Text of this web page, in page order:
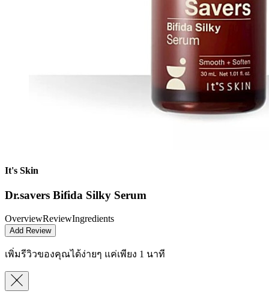
It's Skin
Dr.savers Bifida Silky Serum
OverviewReviewIngredients
Add Review
เพิ่มรีวิวของคุณได้ง่ายๆ แค่เพียง 1 นาที